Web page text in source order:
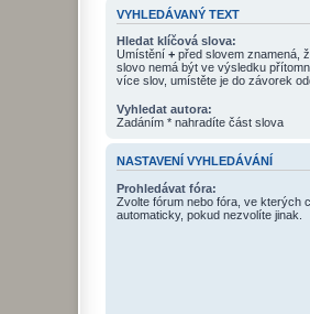
VYHLEDÁVANÝ TEXT
Hledat klíčová slova:
Umístění + před slovem znamená,
slovo nemá být ve výsledku
více slov, umístěte je do závorek
Vyhledat autora:
Zadáním * nahradíte část slova
NASTAVENÍ VYHLEDÁVÁNÍ
Prohledávat fóra:
Zvolte fórum nebo fóra, ve kterých
automaticky, pokud nezvolíte jinak.